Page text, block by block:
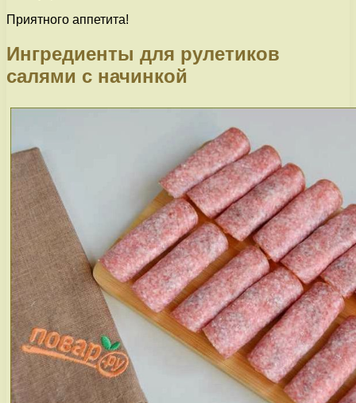
Приятного аппетита!
Ингредиенты для рулетиков
салями с начинкой